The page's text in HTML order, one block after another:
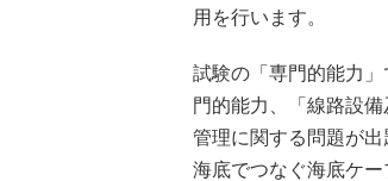
用を行います。
試験の「専門的能力
門的能力、「線路設
管理に関する問題が
海底でつなぐ海底ケー